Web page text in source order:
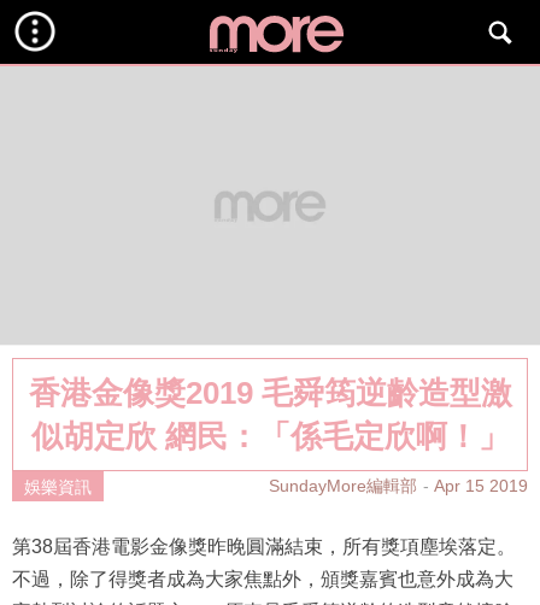
香港金像獎2019 毛舜筠逆齡造型激
似胡定欣 網民：「係毛定欣啊！」
娛樂資訊 SundayMore編輯部 Apr 15 2019
第38屆香港電影金像獎昨晚圓滿結束，所有獎項塵埃落定。
不過，除了得獎者成為大家焦點外，頒獎嘉賓也意外成為大